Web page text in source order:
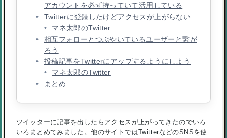
アカウントを必ず持っていて活用している
Twitterに登録したけどアクセスが上がらない
マネ太郎のTwitter
相互フォローとつぶやいているユーザーと繋が
ろう
投稿記事をTwitterにアップするようにしよう
マネ太郎のTwitter
まとめ
ツイッターに記事を出したらアクセスが上がってきたのでいろ
いろまとめてみました。他のサイトではTwitterなどのSNSを使